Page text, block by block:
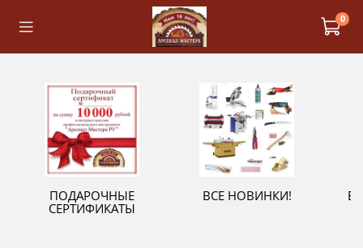
0
ПОДАРОЧНЫЕ
СЕРТИФИКАТЫ
ВСЕ НОВИНКИ!